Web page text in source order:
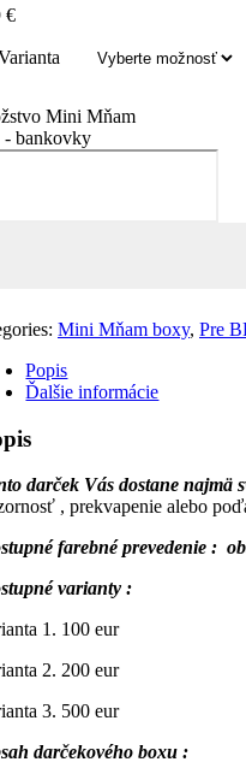
€
Mini Mňam
bankovky
Mini Mňam boxy, Pre
Popis
Ďalšie informácie
darček Vás dostane najmä
, prekvapenie alebo
farebné prevedenie :
varianty :
1. 100 eur
2. 200 eur
3. 500 eur
darčekového boxu :